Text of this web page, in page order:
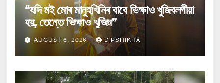
“যদি মই মোৰ মানুহখিনিৰ বাবে ভিক্ষাও খুজিবলগীয়া
হয়, তেন্তে ভিক্ষাও খুজিম”
AUGUST 6, 2026 DIPSHIKHA